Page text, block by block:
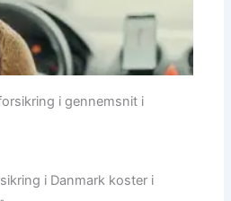
i gennemsnit i
i Danmark koster i